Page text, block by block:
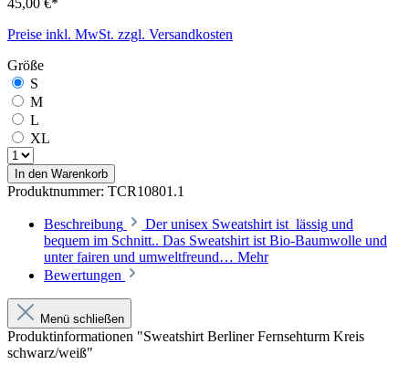
Preise inkl. MwSt. zzgl. Versandkosten
Größe
S
M
L
XL
In den Warenkorb
Produktnummer: TCR10801.1
Beschreibung
Der unisex Sweatshirt ist lässig und
bequem im Schnitt.. Das Sweatshirt ist Bio-Baumwolle und
unter fairen und umweltfreund… Mehr
Bewertungen
Menü schließen
Produktinformationen "Sweatshirt Berliner Fernsehturm Kreis
schwarz/weiß"